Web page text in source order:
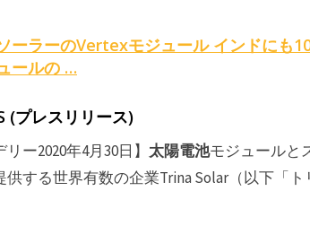
ーラーのVertexモジュール インドにも
ールの …
(プレスリリース)
リー2020年4月30日】 太陽電池モジュールと
供する世界有数の企業Trina Solar（以下「